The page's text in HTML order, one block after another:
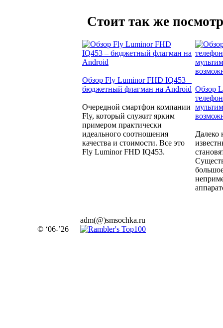
Стоит так же
Обзор Fly Luminor FHD IQ453 –
бюджетный флагман на Android
Очередной смартфон компании
Fly, который служит ярким
примером практически
идеального соотношения
качества и стоимости. Все это
Fly Luminor FHD IQ453.
Обзор
Далеко
© ‘06-’26
adm(@)smsochka.ru